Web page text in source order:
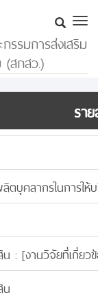
รมการส่งเสริม
สกสว.)
รา
บุคลากรในการให้
น : [งานวิจัยที่เกี่ย